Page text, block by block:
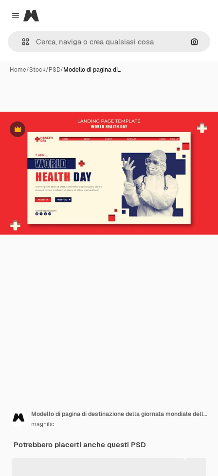
Close menu
Magnific
Cerca
Home/Stock/PSD/Modello di pagina di…
Premium
Modello di pagina di destinazione della giornata mondiale della salute
magnific
Potrebbero piacerti anche questi PSD